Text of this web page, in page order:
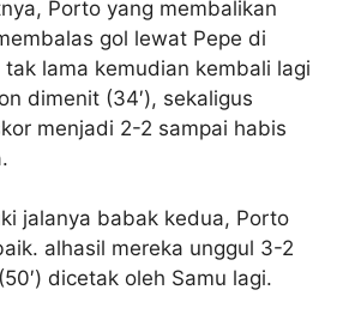
Porto yang membalikan
gol lewat Pepe di
tak lama kemudian kembali lagi
dimenit (34′), sekaligus
menjadi 2-2 sampai habis
jalanya babak kedua, Porto
alhasil mereka unggul 3-2
dicetak oleh Samu lagi.